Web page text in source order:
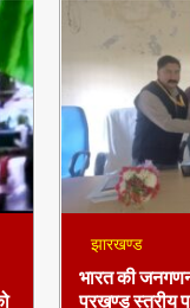
झारखण्ड
भारत की
प्रखण्ड स्तरीय
प्रारम्भ
5 months